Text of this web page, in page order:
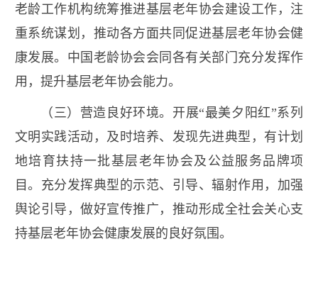
老龄工作机构统筹推进基层老年协会建设工作，注
重系统谋划，推动各方面共同促进基层老年协会健
康发展。中国老龄协会会同各有关部门充分发挥作
用，提升基层老年协会能力。
（三）营造良好环境。开展“最美夕阳红”系列
文明实践活动，及时培养、发现先进典型，有计划
地培育扶持一批基层老年协会及公益服务品牌项
目。充分发挥典型的示范、引导、辐射作用，加强
舆论引导，做好宣传推广，推动形成全社会关心支
持基层老年协会健康发展的良好氛围。